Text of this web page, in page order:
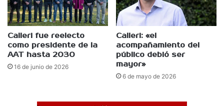
Calleri fue reelecto
como presidente de la
AAT hasta 2030
16 de junio de 2026
Calleri: «el
acompañamiento del
público debió ser
mayor»
6 de mayo de 2026